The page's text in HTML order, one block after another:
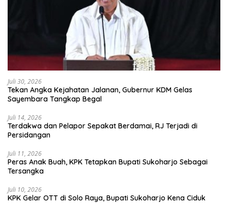
Juli 30, 2026
Tekan Angka Kejahatan Jalanan, Gubernur KDM Gelas
Sayembara Tangkap Begal
Juli 14, 2026
Terdakwa dan Pelapor Sepakat Berdamai, RJ Terjadi di
Persidangan
Juli 11, 2026
Peras Anak Buah, KPK Tetapkan Bupati Sukoharjo Sebagai
Tersangka
Juli 10, 2026
KPK Gelar OTT di Solo Raya, Bupati Sukoharjo Kena Ciduk